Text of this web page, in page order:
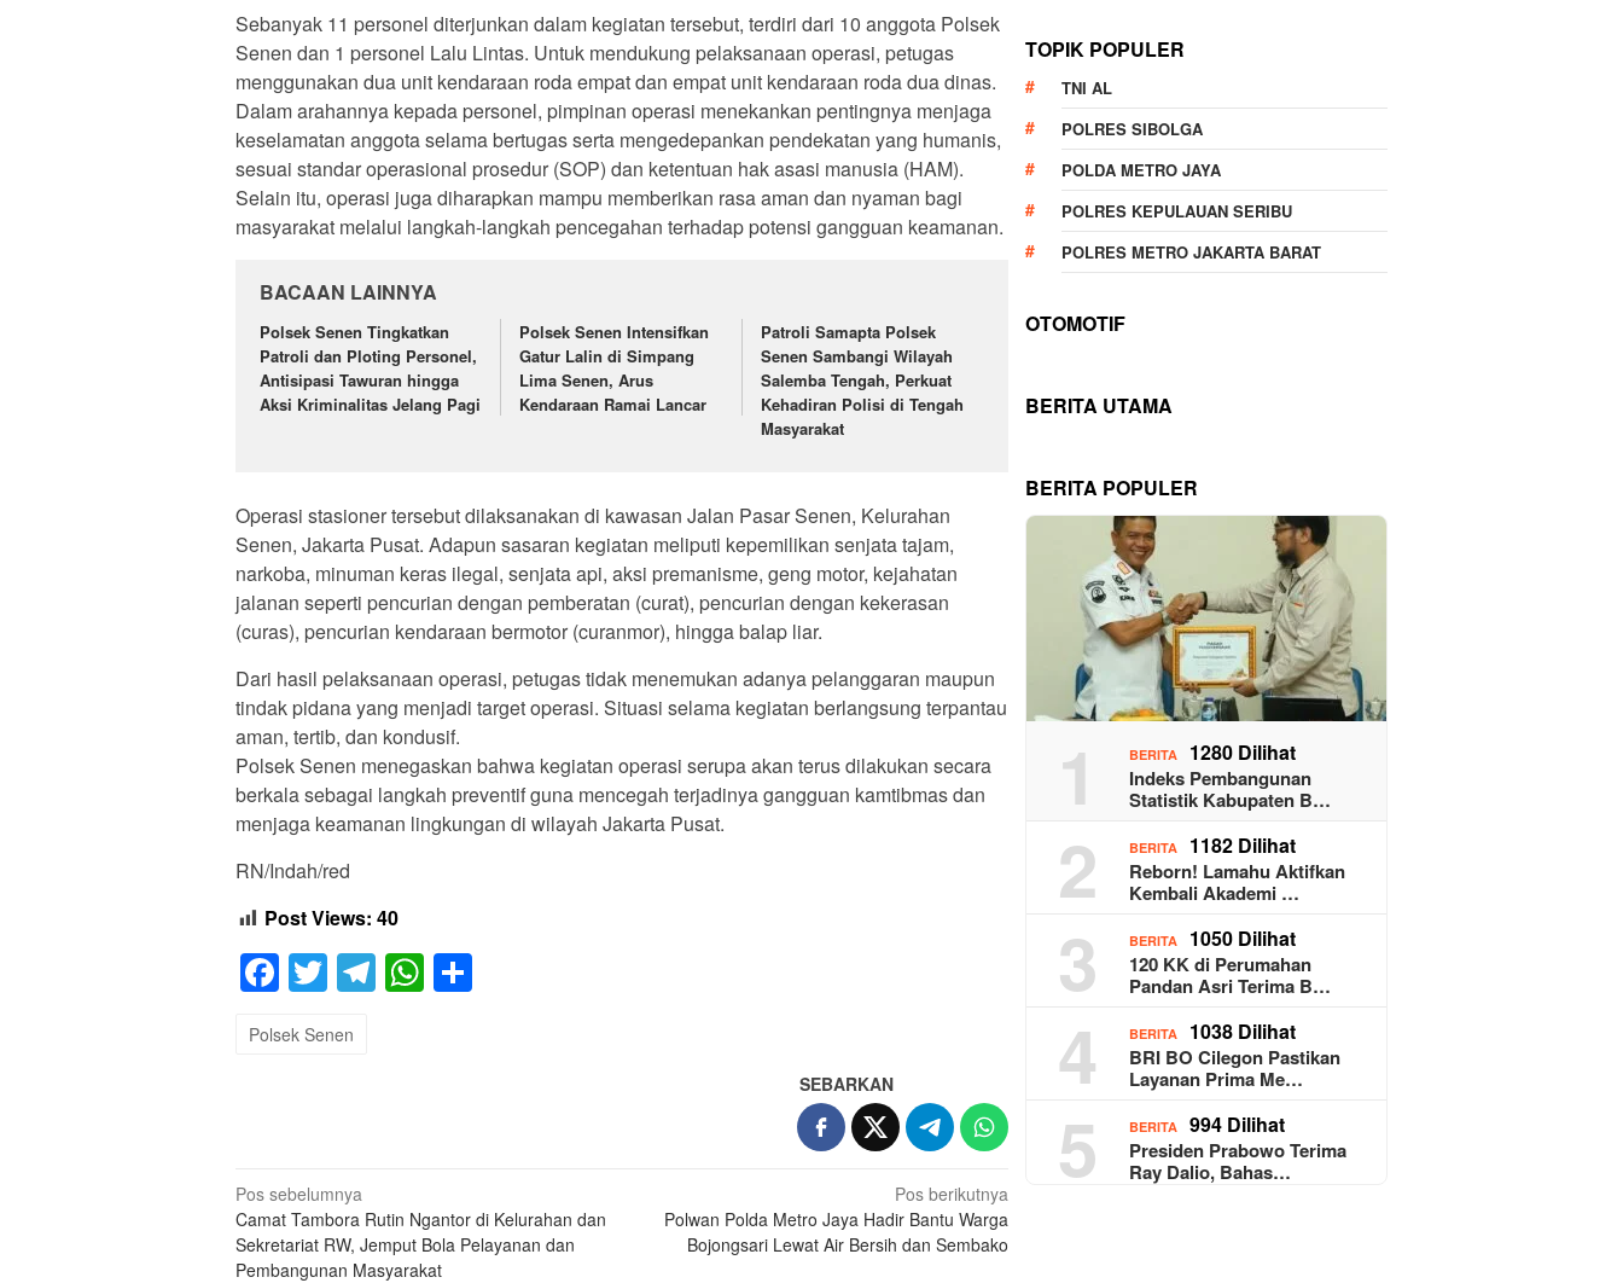
Sebanyak 11 personel diterjunkan dalam kegiatan tersebut, terdiri dari 10 anggota Polsek
Senen dan 1 personel Lalu Lintas. Untuk mendukung pelaksanaan operasi, petugas
menggunakan dua unit kendaraan roda empat dan empat unit kendaraan roda dua dinas.
Dalam arahannya kepada personel, pimpinan operasi menekankan pentingnya menjaga
keselamatan anggota selama bertugas serta mengedepankan pendekatan yang humanis,
sesuai standar operasional prosedur (SOP) dan ketentuan hak asasi manusia (HAM).
Selain itu, operasi juga diharapkan mampu memberikan rasa aman dan nyaman bagi
masyarakat melalui langkah-langkah pencegahan terhadap potensi gangguan keamanan.
BACAAN LAINNYA
Polsek Senen Tingkatkan
Patroli dan Ploting Personel,
Antisipasi Tawuran hingga
Aksi Kriminalitas Jelang Pagi
Polsek Senen Intensifkan
Gatur Lalin di Simpang
Lima Senen, Arus
Kendaraan Ramai Lancar
Patroli Samapta Polsek
Senen Sambangi Wilayah
Salemba Tengah, Perkuat
Kehadiran Polisi di Tengah
Masyarakat
Operasi stasioner tersebut dilaksanakan di kawasan Jalan Pasar Senen, Kelurahan
Senen, Jakarta Pusat. Adapun sasaran kegiatan meliputi kepemilikan senjata tajam,
narkoba, minuman keras ilegal, senjata api, aksi premanisme, geng motor, kejahatan
jalanan seperti pencurian dengan pemberatan (curat), pencurian dengan kekerasan
(curas), pencurian kendaraan bermotor (curanmor), hingga balap liar.
Dari hasil pelaksanaan operasi, petugas tidak menemukan adanya pelanggaran maupun
tindak pidana yang menjadi target operasi. Situasi selama kegiatan berlangsung terpantau
aman, tertib, dan kondusif.
Polsek Senen menegaskan bahwa kegiatan operasi serupa akan terus dilakukan secara
berkala sebagai langkah preventif guna mencegah terjadinya gangguan kamtibmas dan
menjaga keamanan lingkungan di wilayah Jakarta Pusat.
RN/Indah/red
Post Views: 40
Facebook
Twitter
Telegram
WhatsApp
Polsek Senen
SEBARKAN
Navigasi
pos
Pos sebelumnya
Camat Tambora Rutin Ngantor di Kelurahan dan
Sekretariat RW, Jemput Bola Pelayanan dan
Pembangunan Masyarakat
Pos berikutnya
Polwan Polda Metro Jaya Hadir Bantu Warga
Bojongsari Lewat Air Bersih dan Sembako
TOPIK POPULER
TNI AL
POLRES SIBOLGA
POLDA METRO JAYA
POLRES KEPULAUAN SERIBU
POLRES METRO JAKARTA BARAT
OTOMOTIF
BERITA UTAMA
BERITA POPULER
1 BERITA 1280 Dilihat
Indeks Pembangunan
Statistik Kabupaten B…
2 BERITA 1182 Dilihat
Reborn! Lamahu Aktifkan
Kembali Akademi …
3 BERITA 1050 Dilihat
120 KK di Perumahan
Pandan Asri Terima B…
4 BERITA 1038 Dilihat
BRI BO Cilegon Pastikan
Layanan Prima Me…
5 BERITA 994 Dilihat
Presiden Prabowo Terima
Ray Dalio, Bahas…